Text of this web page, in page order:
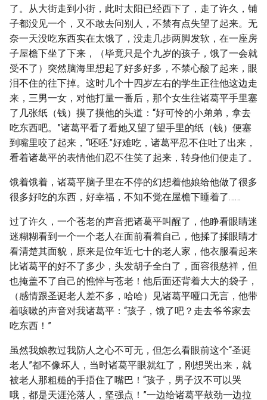
了。从大街走到小街，此时太阳已经西下了，走了许久，铺
子都没见一个，又不敢去问别人，不禁有点失望了起来。无
奈一天没吃东西实在太饿了，没走几步两脚发软，在一座房
子屋檐下坐了下来，（毕竟只是个九岁的孩子，饿了一会就
受不了）突然脑海里想起了好多好多，不禁心酸了起来，眼
泪不住的往下掉。这时几个十四岁左右的学生正往他这边走
来，三男一女，对他打量一番后，那个女生往诸葛平手里塞
了几张纸（钱）摸了摸他的头道：“好可怜的小弟弟，拿去
吃东西吧。”诸葛平看了看她又望了望手里的纸（钱）便塞
到嘴里咬了起来，“呸呸.”好难吃，诸葛平忍不住吐了出来，
看着诸葛平的表情他们忍不住笑了起来，转身他们便走了。
饿着饿着，诸葛平脑子里在不停的幻想着他娘给他做了很多
很多好吃的东西，好幸福，不知不觉在屋檐下睡着了……
过了许久，一个苍老的声音把诸葛平叫醒了，他睁看眼睛迷
迷糊糊看到一个一个老人在面前看着自己，他揉了揉眼睛才
看清楚其面貌，原来是位年近七十的老人家，他衣服看起来
比诸葛平的好不了多少，头发胡子全白了，面容很慈祥，但
也掩盖不了自己的憔悴与苍老！他后面还背着大大的袋子，
（感情跟圣诞老人差不多，哈哈）见诸葛平哑口无言，他带
着咳嗽的声音对我诸葛平：“孩子，饿了吧？走去爷爷家去
吃东西！”
虽然我娘教过我防人之心不可无，但怎么看眼前这个“圣诞
老人”都不像坏人，当时诸葛平眼就红了，刚想哭出来，就
被老人那粗糙的手捂住了嘴巴！“孩子，男子汉不可以哭
哦，都是天涯沦落人，坚强点！”一边给诸葛平鼓劲一边拉